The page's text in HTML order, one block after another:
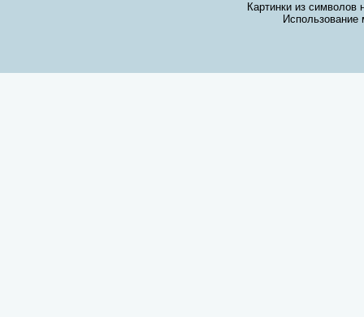
Картинки из символов
Использование